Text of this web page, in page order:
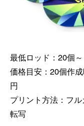
最低ロッド：20個～
価格目安：20個作
円
プリント方法：フ
転写